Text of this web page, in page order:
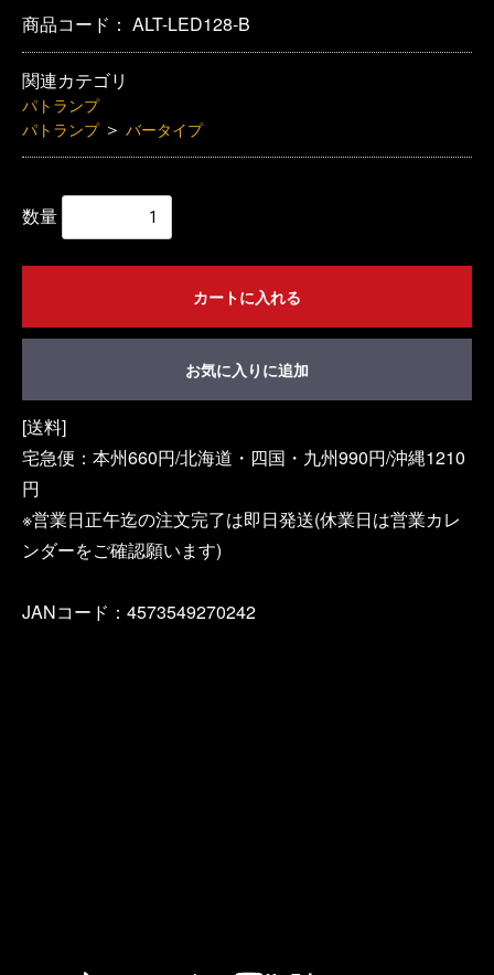
商品コード： ALT-LED128-B
関連カテゴリ
パトランプ
パトランプ ＞ バータイプ
数量
カートに入れる
お気に入りに追加
[送料]
宅急便：本州660円/北海道・四国・九州990円/沖縄1210
円
※営業日正午迄の注文完了は即日発送(休業日は営業カレ
ンダーをご確認願います)
JANコード：4573549270242